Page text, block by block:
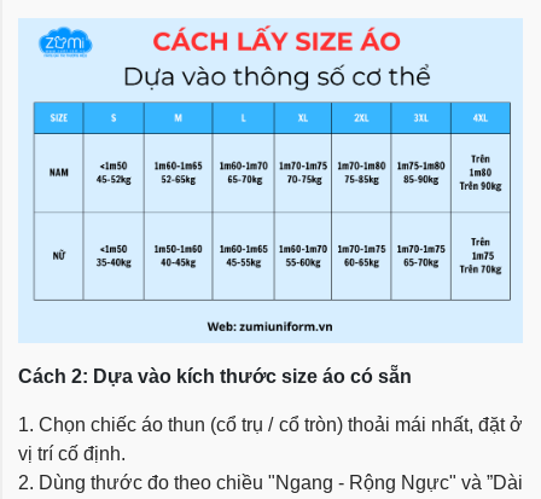
Cách 2: Dựa vào kích thước size áo có sẵn
1. Chọn chiếc áo thun (cổ trụ / cổ tròn) thoải mái nhất, đặt ở
vị trí cố định.
2. Dùng thước đo theo chiều "Ngang - Rộng Ngực" và ”Dài